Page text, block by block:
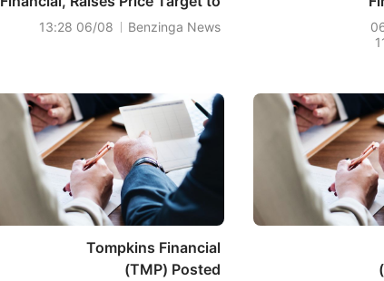
$34
Benzinga News
06/08 13:28
Tompkins Financial
(TMP) Posted